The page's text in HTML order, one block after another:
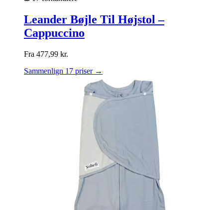
Leander Bøjle Til Højstol –
Cappuccino
Fra 477,99 kr.
Sammenlign 17 priser →